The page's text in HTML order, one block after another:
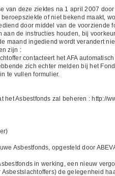
van deze ziektes na 1 april 2007
of niet bekend maakt,
door middel van de voorziende
aan de instructies houden, bij
maand ingediend wordt verandert
zijn :
contacteert het AFA
zich echter melden bij het
te vullen formulier.
het Asbestfonds zal beheren : http://
Asbestfonds, opgesteld door
in werking, een nieuw
de gelegenheid